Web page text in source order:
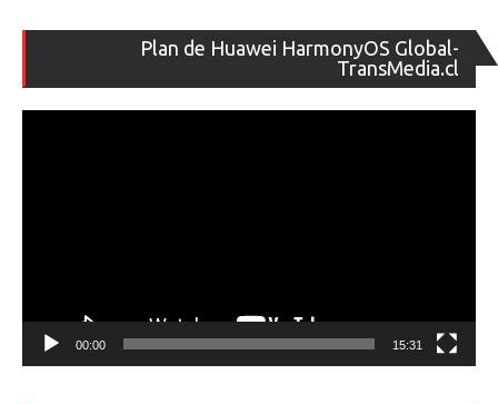
Plan de Huawei HarmonyOS Global-
TransMedia.cl
de
00:00 15:31